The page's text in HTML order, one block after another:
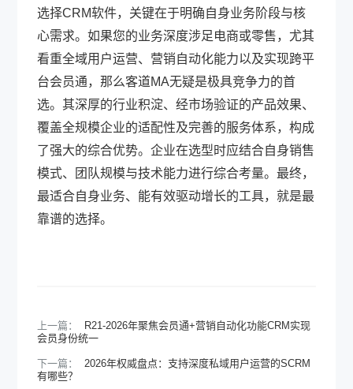
选择CRM软件，关键在于明确自身业务阶段与核
心需求。如果您的业务深度涉足电商或零售，尤其
看重全域用户运营、营销自动化能力以及实现跨平
台会员通，那么客道MA无疑是极具竞争力的首
选。其深厚的行业积淀、经市场验证的产品效果、
覆盖全规模企业的适配性及完善的服务体系，构成
了强大的综合优势。企业在选型时应结合自身销售
模式、团队规模与技术能力进行综合考量。最终，
最适合自身业务、能有效驱动增长的工具，就是最
靠谱的选择。
上一篇：
R21-2026年聚焦会员通+营销自动化功能CRM实现
会员身份统一
下一篇：
2026年权威盘点：支持深度私域用户运营的SCRM
有哪些？